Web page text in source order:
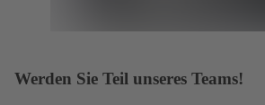
Werden Sie Teil unseres Teams!